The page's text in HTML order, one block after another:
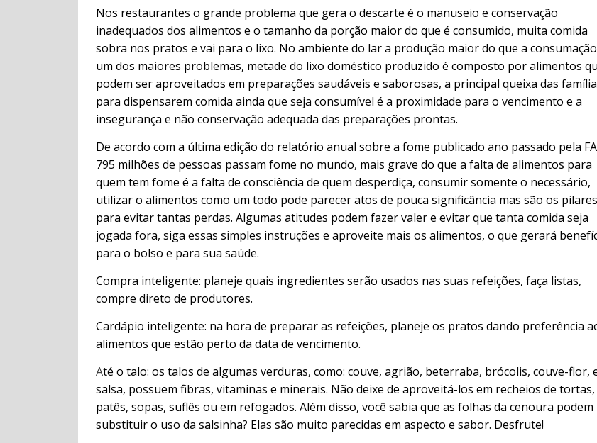
Nos restaurantes o grande problema que gera o descarte é o manuseio e conservação
inadequados dos alimentos e o tamanho da porção maior do que é consumido, muita comida
sobra nos pratos e vai para o lixo. No ambiente do lar a produção maior do que a
um dos maiores problemas, metade do lixo doméstico produzido é composto por alimentos
podem ser aproveitados em preparações saudáveis e saborosas, a principal queixa das
para dispensarem comida ainda que seja consumível é a proximidade para o vencimento e a
insegurança e não conservação adequada das preparações prontas.
De acordo com a última edição do relatório anual sobre a fome publicado ano passado pela
795 milhões de pessoas passam fome no mundo, mais grave do que a falta de alimentos para
quem tem fome é a falta de consciência de quem desperdiça, consumir somente o necessário,
utilizar o alimentos como um todo pode parecer atos de pouca significância mas são os pilares
para evitar tantas perdas. Algumas atitudes podem fazer valer e evitar que tanta comida seja
jogada fora, siga essas simples instruções e aproveite mais os alimentos, o que gerará
para o bolso e para sua saúde.
Compra inteligente: planeje quais ingredientes serão usados nas suas refeições, faça listas,
compre direto de produtores.
Cardápio inteligente: na hora de preparar as refeições, planeje os pratos dando preferência
alimentos que estão perto da data de vencimento.
Até o talo: os talos de algumas verduras, como: couve, agrião, beterraba, brócolis, couve-flor,
salsa, possuem fibras, vitaminas e minerais. Não deixe de aproveitá-los em recheios de tortas,
patês, sopas, suflês ou em refogados. Além disso, você sabia que as folhas da cenoura podem
substituir o uso da salsinha? Elas são muito parecidas em aspecto e sabor. Desfrute!